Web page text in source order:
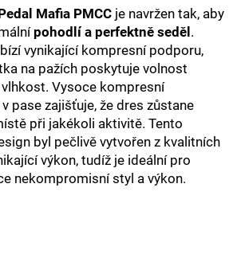
Mafia PMCC je navržen tak, aby
pohodlí a perfektně seděl.
vynikající kompresní podporu,
na pažích poskytuje volnost
Vysoce kompresní
pase zajišťuje, že dres zůstane
při jakékoli aktivitě. Tento
byl pečlivě vytvořen z kvalitních
výkon, tudíž je ideální pro
nekompromisní styl a výkon.